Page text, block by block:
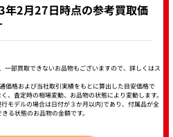
2月27日時点の参考買取価
一部買取できないお品物もございますので、詳しくはス
価格および当社取引実績をもとに算出した目安価格で
、査定時の相場変動、お品物の状態により変動します。
モデルの場合は日付が３か月以内)であり、付属品が全
る状態のお品物の金額です。